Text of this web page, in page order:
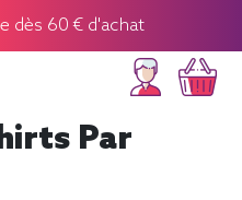
dès 60 € d'achat
Par